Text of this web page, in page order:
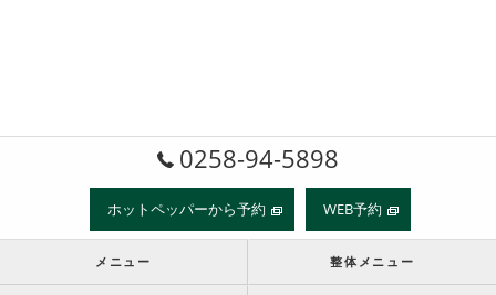
0258-94-5898
ホットペッパーから予約 WEB予約
メニュー 整体メニュー